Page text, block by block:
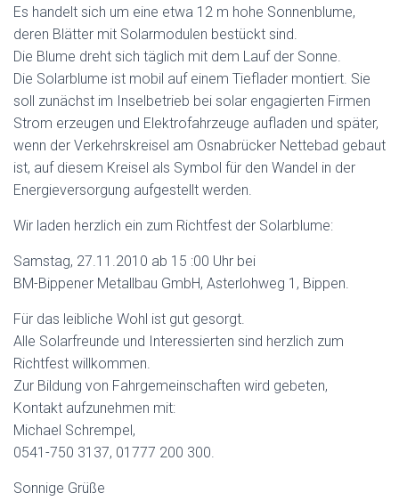
Es handelt sich um eine etwa 12 m hohe Sonnenblume,
deren Blätter mit Solarmodulen bestückt sind.
Die Blume dreht sich täglich mit dem Lauf der Sonne.
Die Solarblume ist mobil auf einem Tieflader montiert. Sie
soll zunächst im Inselbetrieb bei solar engagierten Firmen
Strom erzeugen und Elektrofahrzeuge aufladen und später,
wenn der Verkehrskreisel am Osnabrücker Nettebad gebaut
ist, auf diesem Kreisel als Symbol für den Wandel in der
Energieversorgung aufgestellt werden.
Wir laden herzlich ein zum Richtfest der Solarblume:
Samstag, 27.11.2010 ab 15 :00 Uhr bei
BM-Bippener Metallbau GmbH, Asterlohweg 1, Bippen.
Für das leibliche Wohl ist gut gesorgt.
Alle Solarfreunde und Interessierten sind herzlich zum
Richtfest willkommen.
Zur Bildung von Fahrgemeinschaften wird gebeten,
Kontakt aufzunehmen mit:
Michael Schrempel,
0541-750 3137, 01777 200 300.
Sonnige Grüße